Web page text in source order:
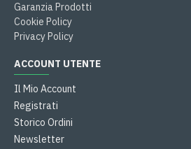
Garanzia Prodotti
Cookie Policy
Privacy Policy
ACCOUNT UTENTE
Il Mio Account
Registrati
Storico Ordini
Newsletter